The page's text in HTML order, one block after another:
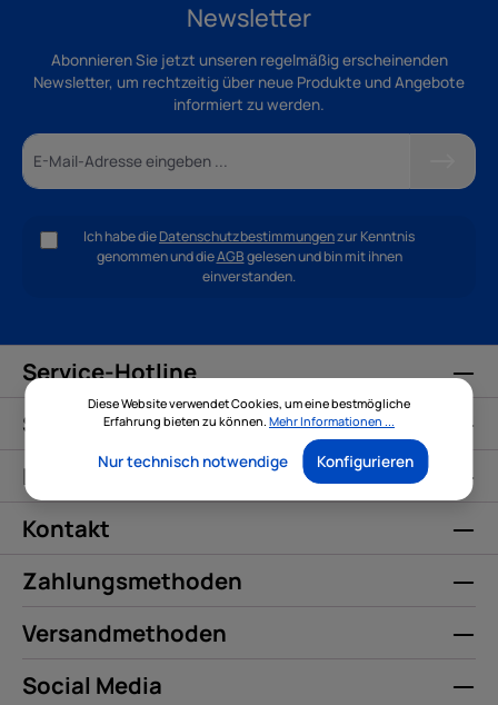
Newsletter
Abonnieren Sie jetzt unseren regelmäßig erscheinenden
Newsletter, um rechtzeitig über neue Produkte und Angebote
informiert zu werden.
Ich habe dieDatenschutzbestimmungenzur Kenntnis
genommen und dieAGBgelesen und bin mit ihnen
einverstanden.
Service-Hotline
Service
Informationen
Kontakt
Zahlungsmethoden
Versandmethoden
Social Media
Diese Website verwendet Cookies, um eine bestmögliche
Erfahrung bieten zu können. Mehr Informationen ...
Nur technisch notwendige Konfigurieren